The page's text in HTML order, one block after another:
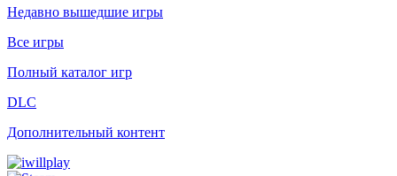
Недавно вышедшие игры
Все игры
Полный каталог игр
DLC
Дополнительный контент